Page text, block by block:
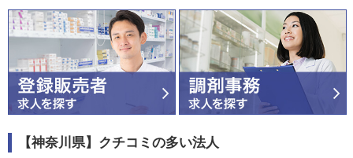
【神奈川県】クチコミの多い法人